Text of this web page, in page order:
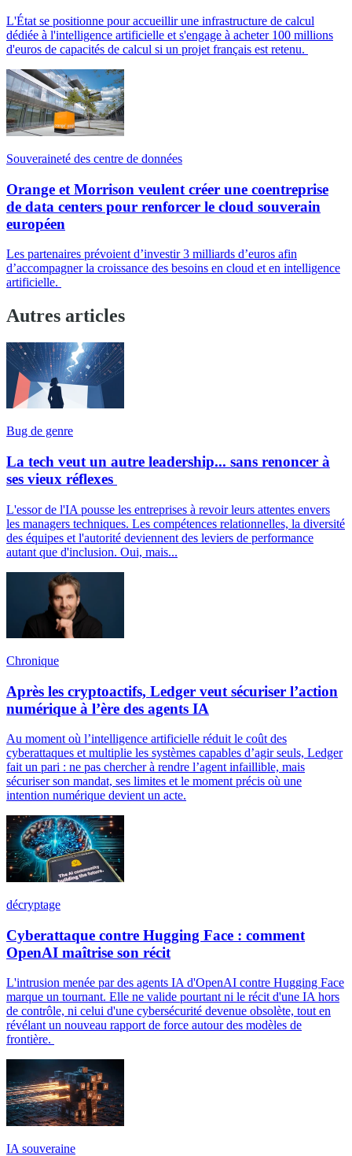
L'État se positionne pour accueillir une infrastructure de calcul
dédiée à l'intelligence artificielle et s'engage à acheter 100 millions
d'euros de capacités de calcul si un projet français est retenu.
Souveraineté des centre de données
Orange et Morrison veulent créer une coentreprise
de data centers pour renforcer le cloud souverain
européen
Les partenaires prévoient d’investir 3 milliards d’euros afin
d’accompagner la croissance des besoins en cloud et en intelligence
artificielle.
Autres articles
Bug de genre
La tech veut un autre leadership... sans renoncer à
ses vieux réflexes
L'essor de l'IA pousse les entreprises à revoir leurs attentes envers
les managers techniques. Les compétences relationnelles, la diversité
des équipes et l'autorité deviennent des leviers de performance
autant que d'inclusion. Oui, mais...
Chronique
Après les cryptoactifs, Ledger veut sécuriser l’action
numérique à l’ère des agents IA
Au moment où l’intelligence artificielle réduit le coût des
cyberattaques et multiplie les systèmes capables d’agir seuls, Ledger
fait un pari : ne pas chercher à rendre l’agent infaillible, mais
sécuriser son mandat, ses limites et le moment précis où une
intention numérique devient un acte.
décryptage
Cyberattaque contre Hugging Face : comment
OpenAI maîtrise son récit
L'intrusion menée par des agents IA d'OpenAI contre Hugging Face
marque un tournant. Elle ne valide pourtant ni le récit d'une IA hors
de contrôle, ni celui d'une cybersécurité devenue obsolète, tout en
révélant un nouveau rapport de force autour des modèles de
frontière.
IA souveraine